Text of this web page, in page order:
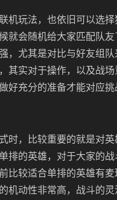
机玩法，也依旧可以选择
就会随机给大家匹配队
，尤其是对比与好友组
其实对于操作，以及战
好充分的准备才能对应挑
时，比较重要的就是对
排的英雄，对于大家的战
比较适合单排的英雄有麦
机动性非常高，战斗的灵